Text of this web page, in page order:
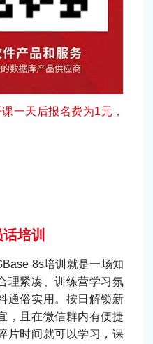
一天后报名费为1元，
培训
8s培训就是一场知
理紧凑、训练营学习氛
通俗实用。按日解锁新
，且在微信群内有便捷
片时间就可以学习，课